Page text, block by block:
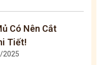
Có Nên Cắt
Tiết!
2025